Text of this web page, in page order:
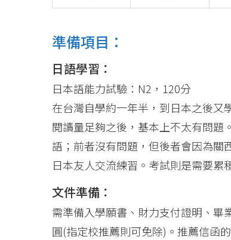
準備項目：
日語學習：
日本語能力試驗：N2，120分
在台灣自學約一年半，到日本之後又
閱讀量足夠之後，基本上不太有問題
語；前者沒有問題，但後者會因為
日本友人交流練習。考試則是需要累
文件準備：
需準備入學願書、財力支付證明、畢
圓(指定校推薦則可免除)。推薦信函